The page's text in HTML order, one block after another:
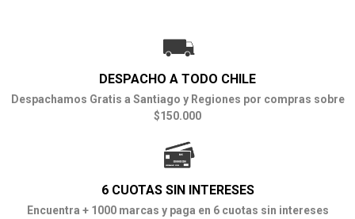
DESPACHO A TODO CHILE
Despachamos Gratis a Santiago y Regiones por compras sobre
$150.000
6 CUOTAS SIN INTERESES
Encuentra + 1000 marcas y paga en 6 cuotas sin intereses